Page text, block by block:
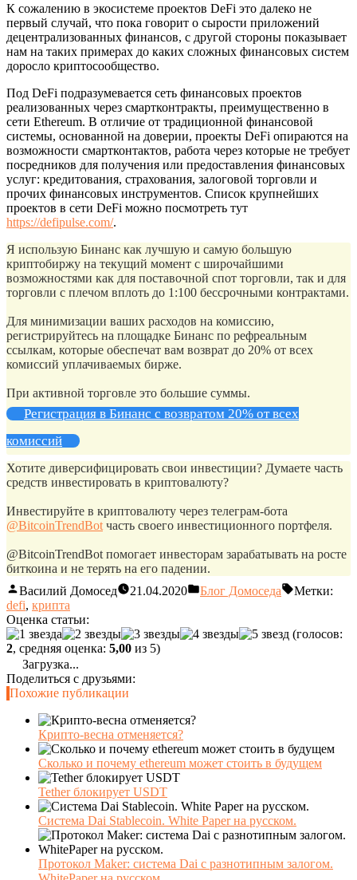
К сожалению в экосистеме проектов DeFi это далеко не
первый случай, что пока говорит о сырости приложений
децентрализованных финансов, с другой стороны показывает
нам на таких примерах до каких сложных финансовых систем
доросло криптосообщество.
Под DeFi подразумевается сеть финансовых проектов
реализованных через смартконтракты, преимущественно в
сети Ethereum. В отличие от традиционной финансовой
системы, основанной на доверии, проекты DeFi опираются на
возможности смартконтактов, работа через которые не требует
посредников для получения или предоставления финансовых
услуг: кредитования, страхования, залоговой торговли и
прочих финансовых инструментов. Список крупнейших
проектов в сети DeFi можно посмотреть тут
https://defipulse.com/.
Я использую Бинанс как лучшую и самую большую
криптобиржу на текущий момент с широчайшими
возможностями как для поставочной спот торговли, так и для
торговли с плечом вплоть до 1:100 бессрочными контрактами.
Для минимизации ваших расходов на комиссию,
регистрируйтесь на площадке Бинанс по рефреальным
ссылкам, которые обеспечат вам возврат до 20% от всех
комиссий уплачиваемых бирже.
При активной торговле это большие суммы.
Регистрация в Бинанс с возвратом 20% от всех
комиссий
Хотите диверсифицировать свои инвестиции? Думаете часть
средств инвестировать в криптовалюту?
Инвестируйте в криптовалюту через телеграм-бота
@BitcoinTrendBot часть своего инвестиционного портфеля.
@BitcoinTrendBot помогает инвесторам зарабатывать на росте
биткоина и не терять на его падении.
Василий Домосед
21.04.2020 Блог Домоседа
Метки:
defi, крипта
Оценка статьи:
(голосов:
2, средняя оценка: 5,00 из 5)
Загрузка...
Поделиться с друзьями:
Похожие публикации
Крипто-весна отменяется?
Сколько и почему ethereum может стоить в будущем
Tether блокирует USDT
Система Dai Stablecoin. White Paper на русском.
Протокол Maker: система Dai с разнотипным залогом.